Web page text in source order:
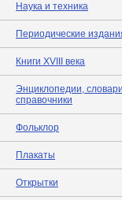
Наука и техника
Периодические
Книги XVIII века
Энциклопедии,
справочники
Фольклор
Плакаты
Открытки